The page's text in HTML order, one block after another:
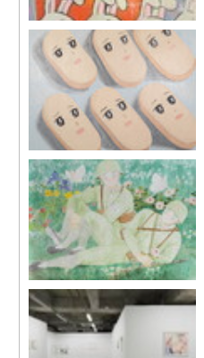
《胡蘿蔔》，2020
布面丙烯
60 x 52.5 cm
《我的思想，我的藥》，
2020
布面丙烯
88.5 x 102.7 cm
《兩個戰士》，2015
紙上鉛筆、水彩、丙烯
一組兩幅，每幅78.7 x
109.2cm